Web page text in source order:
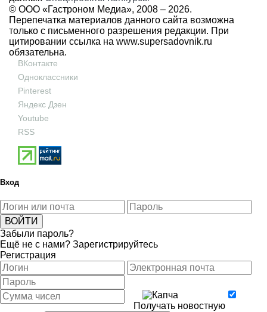
© ООО «Гастроном Медиа», 2008 – 2026.
Перепечатка материалов данного сайта возможна
только с письменного разрешения редакции. При
цитировании ссылка на www.supersadovnik.ru
обязательна.
ВКонтакте
Одноклассники
Pinterest
Яндекс Дзен
Youtube
RSS
Вход
Забыли пароль?
Ещё не с нами? Зарегистрируйтесь
Регистрация
Получать новостную